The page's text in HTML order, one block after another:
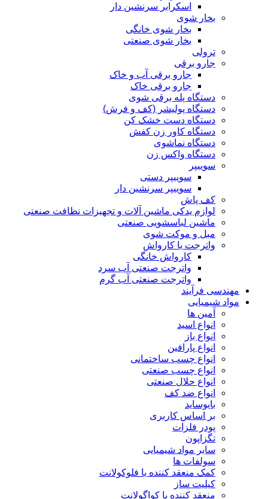
اسکرابر سرنشین دار
بخار شوی
بخار شوی خانگی
بخار شوی صنعتی
ترولی
جارو برقی
جارو برقی آب و خاک
جارو برقی خاک
دستگاه پله برقی شوی
دستگاه پولیشر (کف و فرش)
دستگاه دست خشک کن
دستگاه کاور زن کفش
دستگاه نماشوی
دستگاه واکس زن
سوییپر
سوییپر دستی
سوییپر سرنشین دار
کف پاش
لوازم یدکی ماشین آلات و تجهیزات نظافت صنعتی
ماشین لباسشویی صنعتی
مبل و موکت شوی
واترجت یا کارواش
کارواش خانگی
واترجت صنعتی آب سرد
واترجت صنعتی آب گرم
مهندسی فرآیند
مواد شیمیایی
آمین ها
انواع اسید
انواع باز
انواع پارافین
انواع چسب ساختمانی
انواع چسب صنعتی
انواع حلال صنعتی
انواع ضد کف
بایوساید
بر اساس کاربری
پودر فلزات
تگزاپون
سایر مواد شیمیایی
سولفات ها
کمک منعقد کننده یا فلوکولانت
کیلیت ساز
منعقد کننده یا کواگولانت